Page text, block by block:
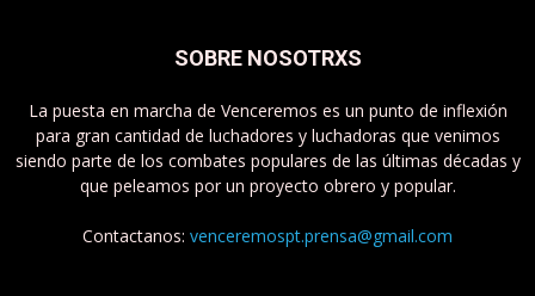
SOBRE NOSOTRXS
La puesta en marcha de Venceremos es un punto de inflexión
para gran cantidad de luchadores y luchadoras que venimos
siendo parte de los combates populares de las últimas décadas y
que peleamos por un proyecto obrero y popular.
Contactanos: venceremospt.prensa@gmail.com